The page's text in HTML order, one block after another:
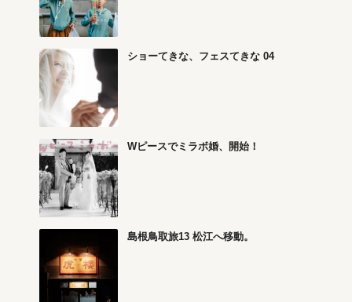
ショーてきな、フェスてきな 04
Wピースでミラボ婚、開始！
島根鳥取旅13 松江へ移動。